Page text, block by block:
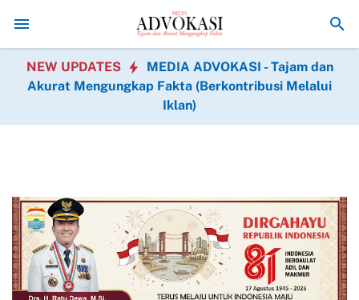
Kodam XIX Tuanku Tambusai Perkuat Semangat Manunggal
NEW UPDATES
MEDIA ADVOKASI - Tajam dan
Akurat Mengungkap Fakta (Berkontribusi Melalui
Iklan)